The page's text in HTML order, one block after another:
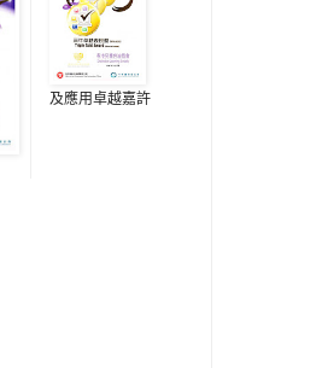
及應用卓越嘉許